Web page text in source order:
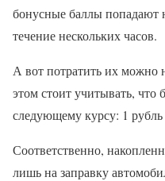
бонусные баллы попадают
течение нескольких часов.
А вот потратить их можно
этом стоит учитывать,
следующему курсу: 1
Соответственно,
лишь на заправку